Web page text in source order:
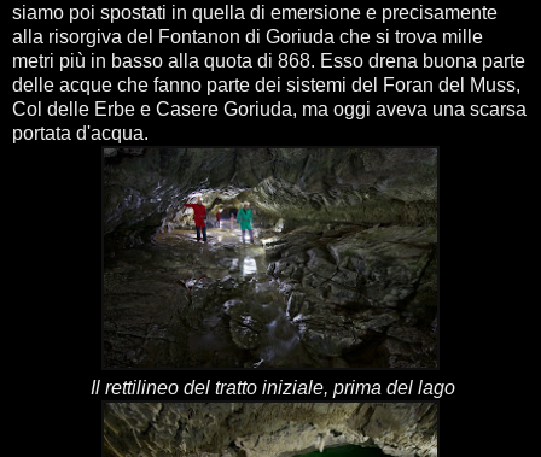
siamo poi spostati in quella di emersione e precisamente
alla risorgiva del Fontanon di Goriuda che si trova mille
metri più in basso alla quota di 868. Esso drena buona parte
delle acque che fanno parte dei sistemi del Foran del Muss,
Col delle Erbe e Casere Goriuda, ma oggi aveva una scarsa
portata d'acqua.
Il rettilineo del tratto iniziale, prima del lago